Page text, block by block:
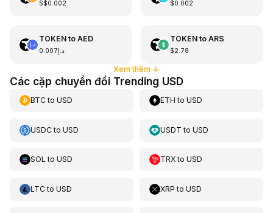
S$0.002 $0.002
TOKENto AED
د.إ0.007
TOKENto ARS
$2.78
Xem thêm ↓
Các cặp chuyển đổi Trending USD
BTCto USD ETH toUSD
USDCto USD USDT toUSD
SOL to USD TRXtoUSD
LTCto USD XRP toUSD